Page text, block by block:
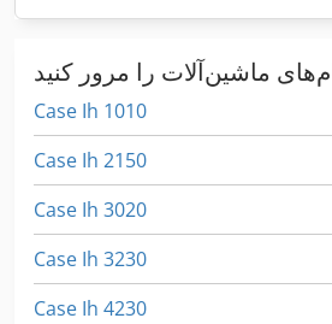
Case Ih 1010
Case Ih 2150
Case Ih 3020
Case Ih 3230
Case Ih 4230